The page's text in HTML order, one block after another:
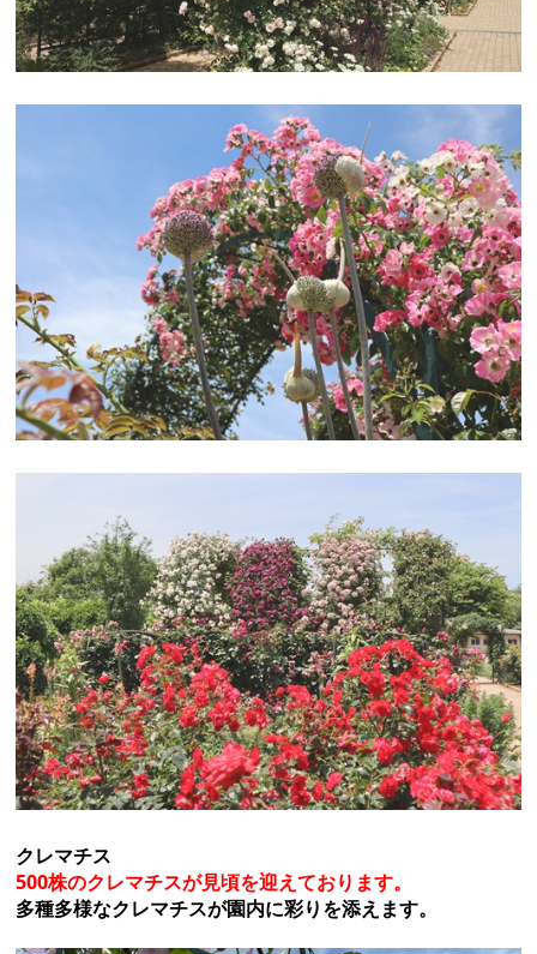
クレマチス
500株のクレマチスが見頃を迎えております。
多種多様なクレマチスが園内に彩りを添えます。